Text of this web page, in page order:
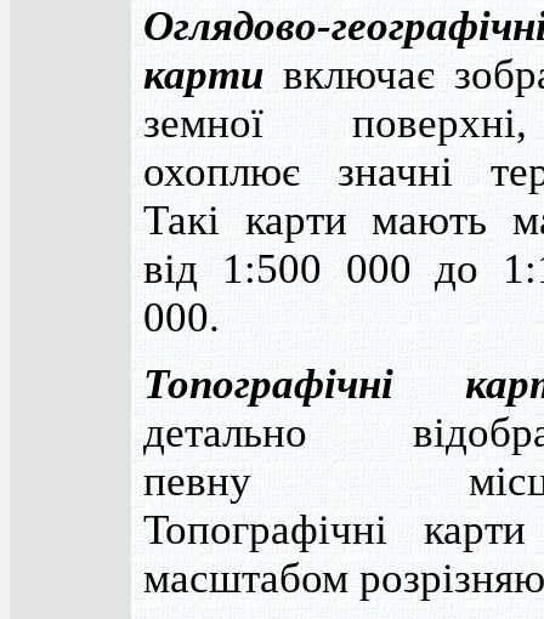
Оглядово-
карти включає
земної
охоплює значні
Такі карти мають
від 1:500 000 до
000.
Топографічні
детально
певну
Топографічні
масштабом